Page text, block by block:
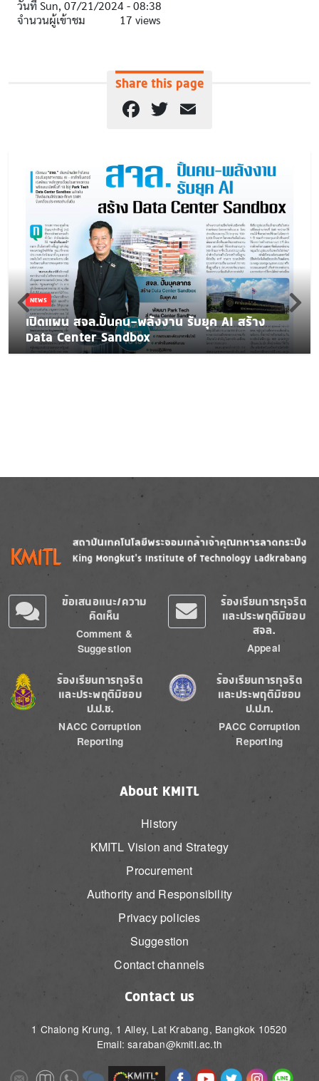
วันที่ Sun, 07/21/2024 - 08:38
จำนวนผู้เข้าชม
17 views
Share this page
Facebook
Twitter
NEWS
เปิดแผน สจล.ปั้นคน-พลังงาน รับยุค AI สร้าง
Data Center Sandbox
Image
ข้อเสนอแนะ/ความ
คิดเห็น
Comment &
Suggestion
ร้องเรียนการทุจริต
และประพฤติมิชอบ
สจล.
Appeal
Image
ร้องเรียนการทุจริต
และประพฤติมิชอบ
ป.ป.ช.
NACC Corruption
Reporting
Image
ร้องเรียนการทุจริต
และประพฤติมิชอบ
ป.ป.ท.
PACC Corruption
Reporting
About KMITL
History
KMITL Vision and Strategy
Procurement
Authority and Responsibility
Privacy policies
Suggestion
Contact channels
Contact us
1 Chalong Krung, 1 Alley, Lat Krabang, Bangkok 10520
Email: saraban@kmitl.ac.th
ImageImageImageImage Image ImageImageImageImageImage